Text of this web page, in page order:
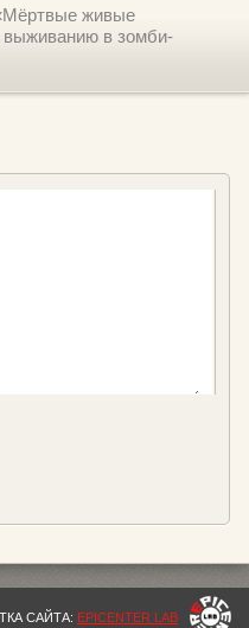
живые
выживанию в зомби-
САЙТА: EPICENTER LAB